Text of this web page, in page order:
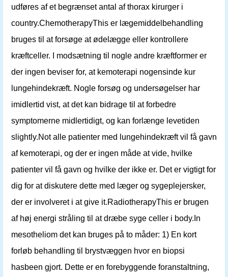
udføres af et begrænset antal af thorax kirurger i
country.ChemotherapyThis er lægemiddelbehandling
bruges til at forsøge at ødelægge eller kontrollere
kræftceller. I modsætning til nogle andre kræftformer er
der ingen beviser for, at kemoterapi nogensinde kur
lungehindekræft. Nogle forsøg og undersøgelser har
imidlertid vist, at det kan bidrage til at forbedre
symptomerne midlertidigt, og kan forlænge levetiden
slightly.Not alle patienter med lungehindekræft vil få gavn
af kemoterapi, og der er ingen måde at vide, hvilke
patienter vil få gavn og hvilke der ikke er. Det er vigtigt for
dig for at diskutere dette med læger og sygeplejersker,
der er involveret i at give it.RadiotherapyThis er brugen
af ​​høj energi stråling til at dræbe syge celler i body.In
mesotheliom det kan bruges på to måder: 1) En kort
forløb behandling til brystvæggen hvor en biopsi
hasbeen gjort. Dette er en forebyggende foranstaltning,